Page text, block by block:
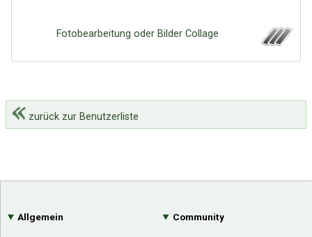
Fotobearbeitung oder Bilder Collage
zurück zur Benutzerliste
Allgemein Community